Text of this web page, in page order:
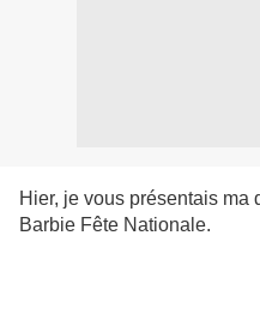
Hier, je vous présentais ma
Barbie Fête Nationale.